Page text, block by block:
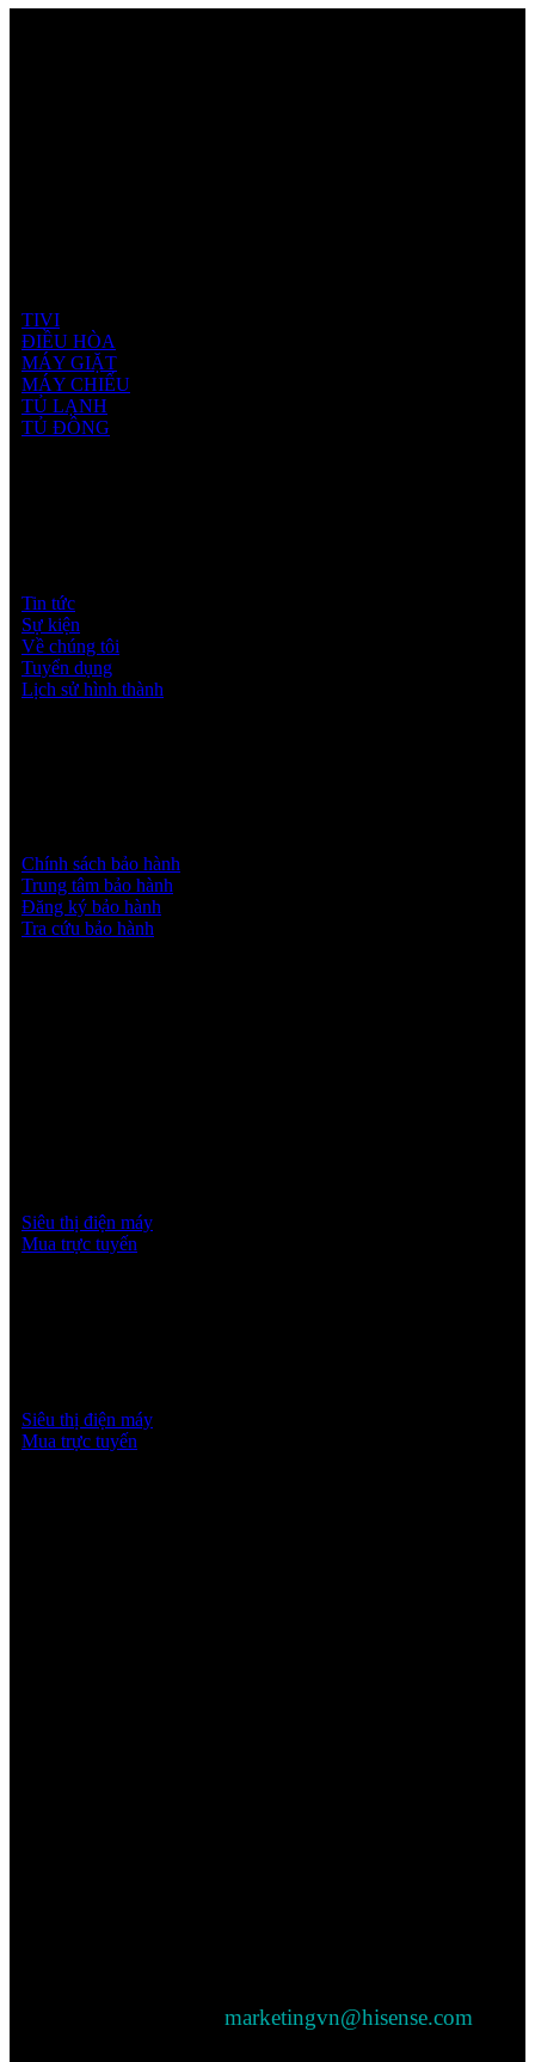
TIVI
ĐIỀU HÒA
MÁY GIẶT
MÁY CHIẾU
TỦ LẠNH
TỦ ĐÔNG
Tin tức
Sự kiện
Về chúng tôi
Tuyển dụng
Lịch sử hình thành
Chính sách bảo hành
Trung tâm bảo hành
Đăng ký bảo hành
Tra cứu bảo hành
Siêu thị điện máy
Mua trực tuyến
Siêu thị điện máy
Mua trực tuyến
marketingvn@hisense.com